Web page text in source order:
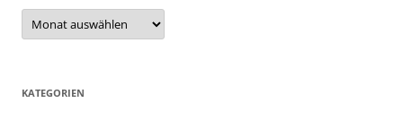
Archiv
KATEGORIEN